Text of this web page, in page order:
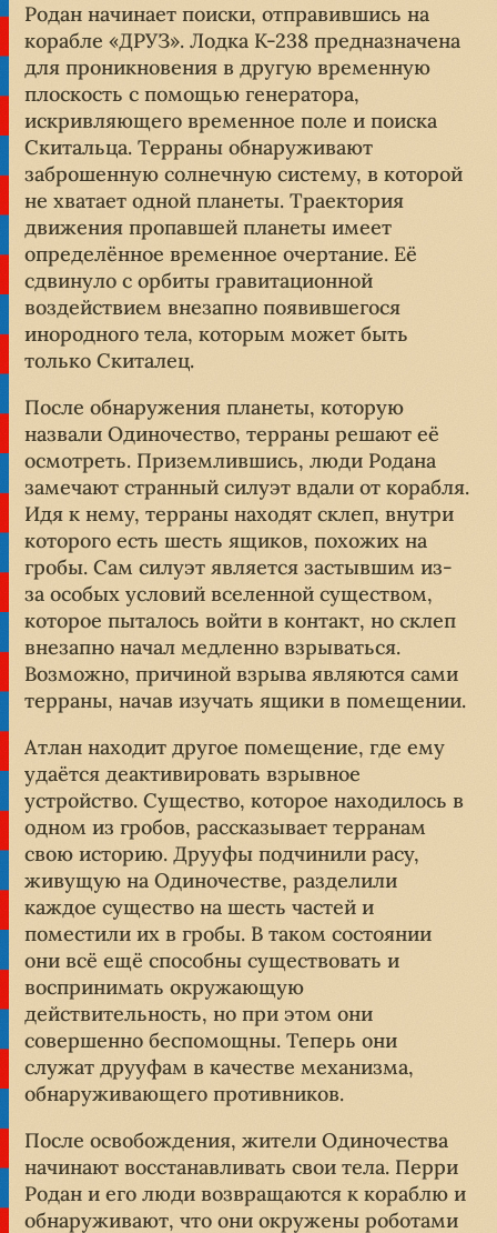
Родан начинает поиски, отправившись на
корабле «ДРУЗ». Лодка K-238 предназначена
для проникновения в другую временную
плоскость с помощью генератора,
искривляющего временное поле и поиска
Скитальца. Терраны обнаруживают
заброшенную солнечную систему, в которой
не хватает одной планеты. Траектория
движения пропавшей планеты имеет
определённое временное очертание. Её
сдвинуло с орбиты гравитационной
воздействием внезапно появившегося
инородного тела, которым может быть
только Скиталец.
После обнаружения планеты, которую
назвали Одиночество, терраны решают её
осмотреть. Приземлившись, люди Родана
замечают странный силуэт вдали от корабля.
Идя к нему, терраны находят склеп, внутри
которого есть шесть ящиков, похожих на
гробы. Сам силуэт является застывшим из-
за особых условий вселенной существом,
которое пыталось войти в контакт, но склеп
внезапно начал медленно взрываться.
Возможно, причиной взрыва являются сами
терраны, начав изучать ящики в помещении.
Атлан находит другое помещение, где ему
удаётся деактивировать взрывное
устройство. Существо, которое находилось в
одном из гробов, рассказывает терранам
свою историю. Друуфы подчинили расу,
живущую на Одиночестве, разделили
каждое существо на шесть частей и
поместили их в гробы. В таком состоянии
они всё ещё способны существовать и
воспринимать окружающую
действительность, но при этом они
совершенно беспомощны. Теперь они
служат друуфам в качестве механизма,
обнаруживающего противников.
После освобождения, жители Одиночества
начинают восстанавливать свои тела. Перри
Родан и его люди возвращаются к кораблю и
обнаруживают, что они окружены роботами